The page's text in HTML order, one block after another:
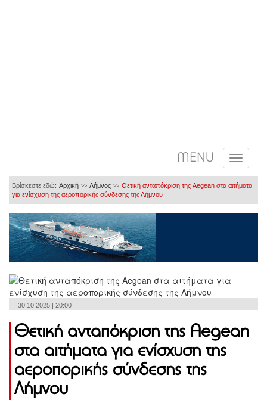
MENU
Βρίσκεστε εδώ: Αρχική >> Λήμνος >> Θετική ανταπόκριση της Aegean στα αιτήματα
για ενίσχυση της αεροπορικής σύνδεσης της Λήμνου
30.10.2025 | 20:00
Θετική ανταπόκριση της Aegean
στα αιτήματα για ενίσχυση της
αεροπορικής σύνδεσης της
Λήμνου